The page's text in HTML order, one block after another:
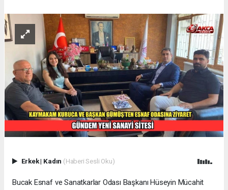
Erkek| Kadın (Haberi Sesli Oku)
Bucak Esnaf ve Sanatkarlar Odası Başkanı Hüseyin Mücahit